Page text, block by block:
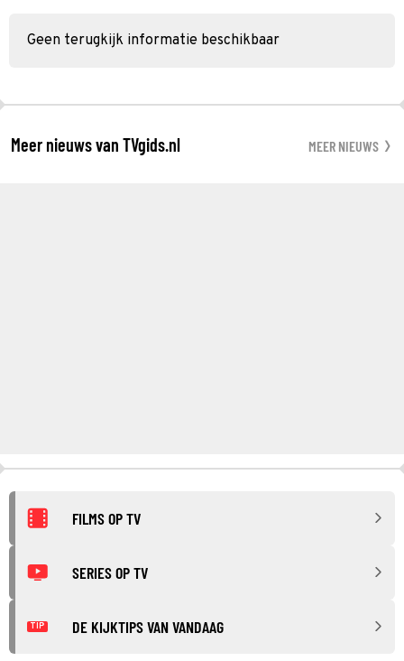
Geen terugkijk informatie beschikbaar
Meer nieuws van TVgids.nl MEER NIEUWS
FILMS OP TV
SERIES OP TV
TIP DE KIJKTIPS VAN VANDAAG